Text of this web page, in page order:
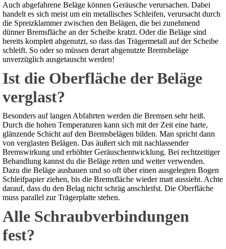
Auch abgefahrene Beläge können Geräusche verursachen. Dabei
handelt es sich meist um ein metallisches Schleifen, verursacht durch
die Spreizklammer zwischen den Belägen, die bei zunehmend
dünner Bremsfläche an der Scheibe kratzt. Oder die Beläge sind
bereits komplett abgenutzt, so dass das Trägermetall auf der Scheibe
schleift. So oder so müssen derart abgenutzte Bremsbeläge
unverzüglich ausgetauscht werden!
Ist die Oberfläche der Beläge
verglast?
Besonders auf langen Abfahrten werden die Bremsen sehr heiß.
Durch die hohen Temperaturen kann sich mit der Zeit eine harte,
glänzende Schicht auf den Bremsbelägen bilden. Man spricht dann
von verglasten Belägen. Das äußert sich mit nachlassender
Bremswirkung und erhöhter Geräuschentwicklung. Bei rechtzeitiger
Behandlung kannst du die Beläge retten und weiter verwenden.
Dazu die Beläge ausbauen und so oft über einen ausgelegten Bogen
Schleifpapier ziehen, bis die Bremsfläche wieder matt aussieht. Achte
darauf, dass du den Belag nicht schräg anschleifst. Die Oberfläche
muss parallel zur Trägerplatte stehen.
Alle Schraubverbindungen
fest?